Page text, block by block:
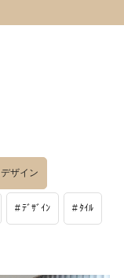
デザイン
ﾃﾞｻﾞｲﾝ ﾀｲﾙ